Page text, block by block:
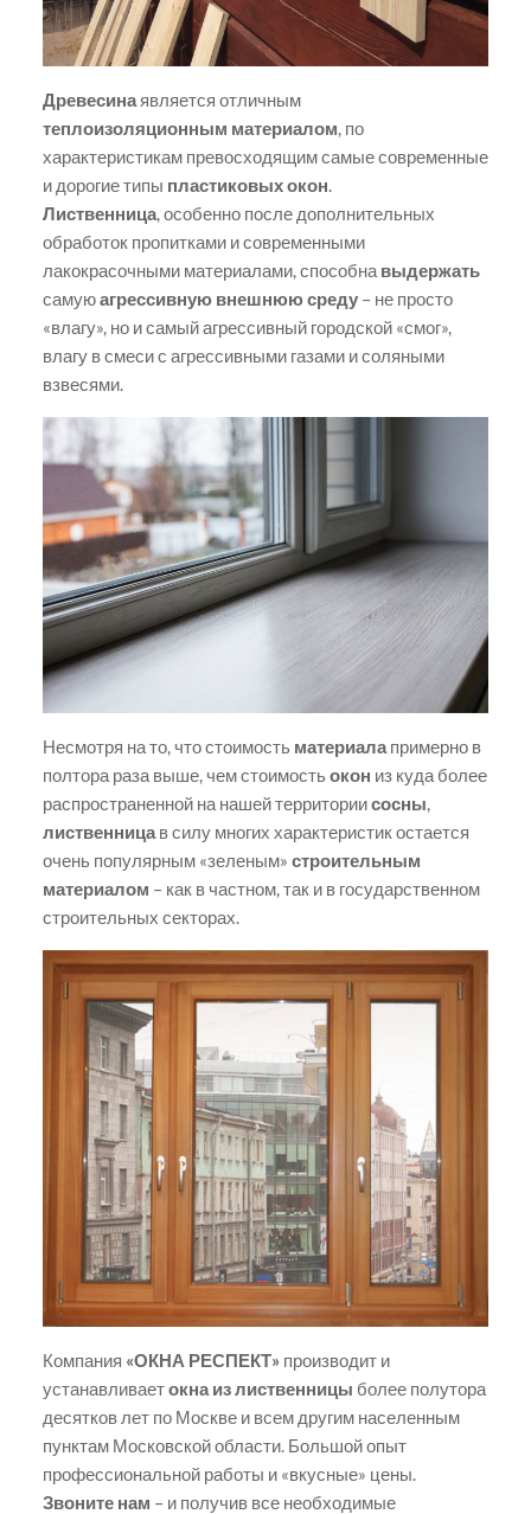
Древесина является отличным
теплоизоляционным материалом, по
характеристикам превосходящим самые современные
и дорогие типы пластиковых окон.
Лиственница, особенно после дополнительных
обработок пропитками и современными
лакокрасочными материалами, способна выдержать
самуюагрессивную внешнюю среду – не просто
«влагу», но и самый агрессивный городской «смог»,
влагу в смеси с агрессивными газами и соляными
взвесями.
Несмотря на то, что стоимость материала примерно в
полтора раза выше, чем стоимостьокон из куда более
распространенной на нашей территориисосны,
лиственница в силу многих характеристик остается
очень популярным «зеленым» строительным
материалом – как в частном, так и в государственном
строительных секторах.
Компания «ОКНА РЕСПЕКТ» производит и
устанавливаетокна из лиственницы более полутора
десятков лет по Москве и всем другим населенным
пунктам Московской области. Большой опыт
профессиональной работы и «вкусные» цены.
Звоните нам – и получив все необходимые